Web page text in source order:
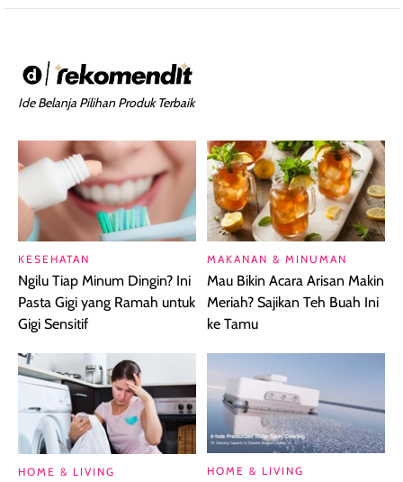
Ide Belanja Pilihan Produk Terbaik
KESEHATAN
Ngilu Tiap Minum Dingin? Ini
Pasta Gigi yang Ramah untuk
Gigi Sensitif
MAKANAN & MINUMAN
Mau Bikin Acara Arisan Makin
Meriah? Sajikan Teh Buah Ini
ke Tamu
HOME & LIVING HOME & LIVING